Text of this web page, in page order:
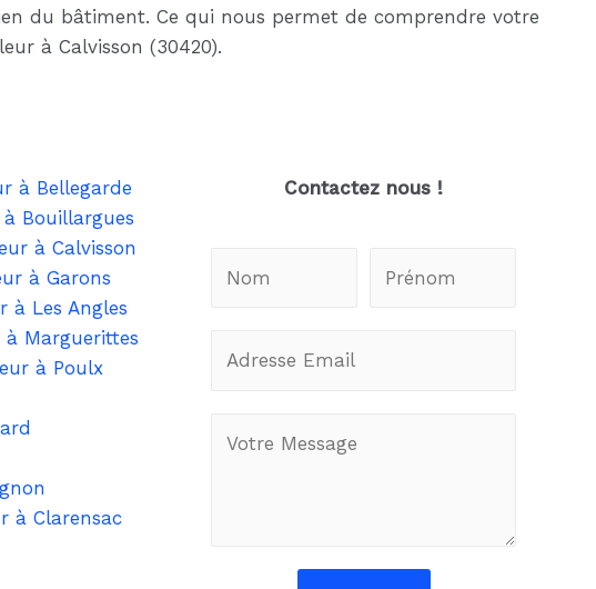
du bâtiment. Ce qui nous permet de comprendre votre
à Calvisson (30420).
à Bellegarde
Bouillargues
à Calvisson
à Garons
à Les Angles
Marguerittes
à Poulx
à Clarensac
Contactez nous !